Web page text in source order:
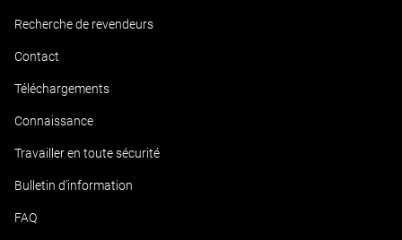
Recherche de revendeurs
Contact
Téléchargements
Connaissance
Travailler en toute sécurité
Bulletin d'information
FAQ